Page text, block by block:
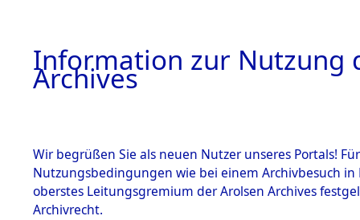
Information zur Nutzung
Archives
Wir begrüßen Sie als neuen Nutzer unseres Portals!
Nutzungsbedingungen wie bei einem Archivbesuch
oberstes Leitungsgremium der Arolsen Archives
Archivrecht.